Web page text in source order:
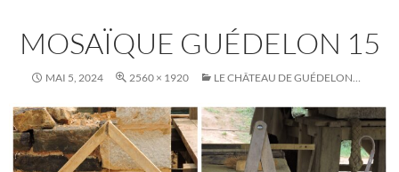
MOSAÏQUE GUÉDELON 15
MAI 5, 2024 2560 × 1920 LE CHÂTEAU DE GUÉDELON…